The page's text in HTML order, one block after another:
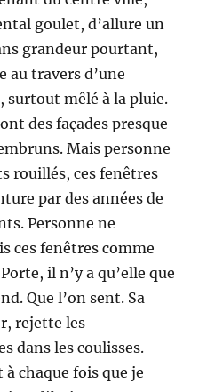
goulet, d’allure un
grandeur pourtant,
au travers d’une
mêlé à la pluie.
des façades presque
Mais personne
rouillés, ces fenêtres
par des années de
Personne ne
ces fenêtres comme
il n’y a qu’elle que
Que l’on sent. Sa
rejette les
dans les coulisses.
chaque fois que je